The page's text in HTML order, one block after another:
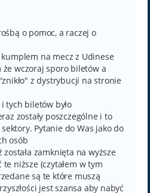
o pomoc, a raczej o
na mecz z Udinese
że wczoraj sporo biletów a
z dystrybucji na stronie
tych biletów było
zostały poszczególne i to
Pytanie do Was jako do
osób
zamknięta na wyższe
niższe (czytałem w tym
są te które muszą
jest szansa aby nabyć